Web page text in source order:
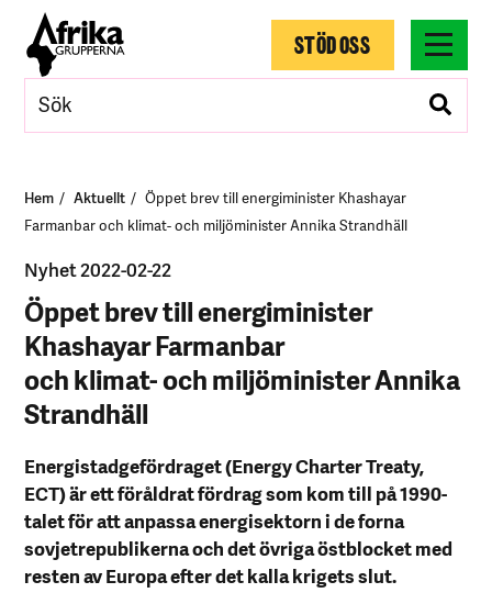
STÖD OSS
Hem Aktuellt
Öppet brev till energiminister Khashayar
Farmanbar och klimat- och miljöminister Annika Strandhäll
Nyhet 2022-02-22
Öppet brev till energiminister
Khashayar Farmanbar
och klimat- och miljöminister Annika
Strandhäll
Energistadgefördraget (Energy Charter Treaty,
ECT) är ett föråldrat fördrag som kom till på 1990-
talet för att anpassa energisektorn i de forna
sovjetrepublikerna och det övriga östblocket med
resten av Europa efter det kalla krigets slut.